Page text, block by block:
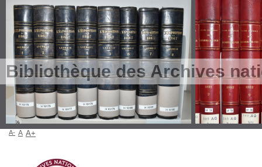
Bibliothèque des Archives
A- A A+